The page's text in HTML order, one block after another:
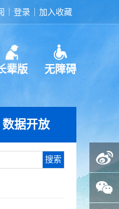
登录 加入收藏
辈版 无障碍
数据开放